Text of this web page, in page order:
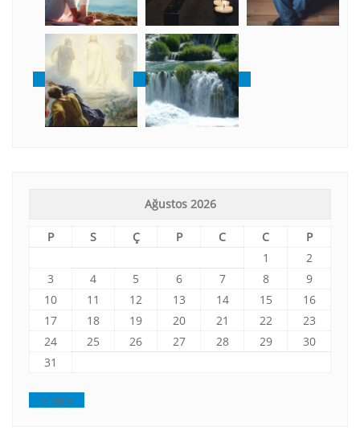
Ağustos 2026
P S Ç P C C
P
1
2
3
4 5 6 7 8
9
10
11 12 13 14 15
16
17
18 19 20 21 22
23
24
25 26 27 28 29
30
31
« Tem